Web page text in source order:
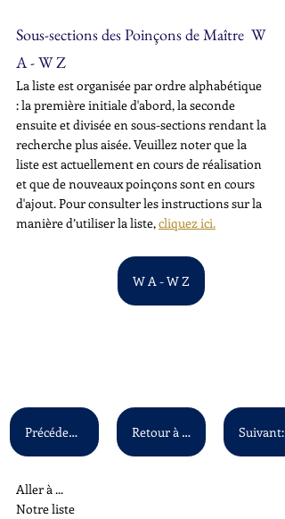
Sous-sections des Poinçons de Maître  W
A - W Z
La liste est organisée par ordre alphabétique
: la première initiale d'abord, la seconde
ensuite et divisée en sous-sections rendant la
recherche plus aisée. Veuillez noter que la
liste est actuellement en cours de réalisation
et que de nouveaux poinçons sont en cours
d'ajout. Pour consulter les instructions sur la
manière d’utiliser la liste, cliquez ici.
W A - W Z
Précédent: V A - V Z Retour à la liste principale
Aller à ...
Notre liste